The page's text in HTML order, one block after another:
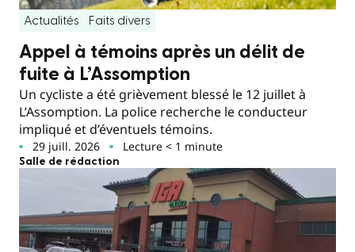
Actualités Faits divers
Appel à témoins après un délit de
fuite à L’Assomption
Un cycliste a été grièvement blessé le 12 juillet à
L’Assomption. La police recherche le conducteur
impliqué et d’éventuels témoins.
29 juill. 2026 Lecture < 1 minute
Salle de rédaction